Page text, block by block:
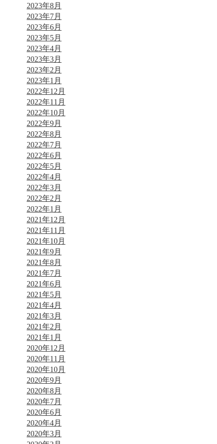
2023年8月
2023年7月
2023年6月
2023年5月
2023年4月
2023年3月
2023年2月
2023年1月
2022年12月
2022年11月
2022年10月
2022年9月
2022年8月
2022年7月
2022年6月
2022年5月
2022年4月
2022年3月
2022年2月
2022年1月
2021年12月
2021年11月
2021年10月
2021年9月
2021年8月
2021年7月
2021年6月
2021年5月
2021年4月
2021年3月
2021年2月
2021年1月
2020年12月
2020年11月
2020年10月
2020年9月
2020年8月
2020年7月
2020年6月
2020年4月
2020年3月